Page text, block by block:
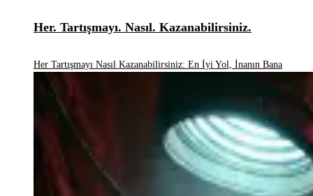
Her. Tartışmayı. Nasıl. Kazanabilirsiniz.
Her Tartışmayı Nasıl Kazanabilirsiniz: En İyi Yol, İnanın Bana